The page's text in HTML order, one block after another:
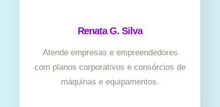
Renata G. Silva
Atende empresas e empreendedores
com planos corporativos e consórcios de
máquinas e equipamentos.